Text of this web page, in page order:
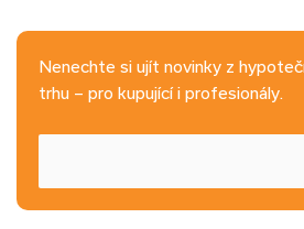
Nenechte si ujít novinky z
trhu – pro kupující i profesionály.